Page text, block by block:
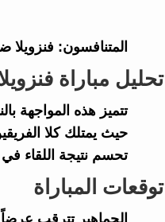
المتنافسون: فنزويلا
تحليل مباراة
تتميز هذه المواجهة
حيث يمتلك كلا
تحسم نتيجة اللقاء
توقعات المباراة
الجماهير تترقب